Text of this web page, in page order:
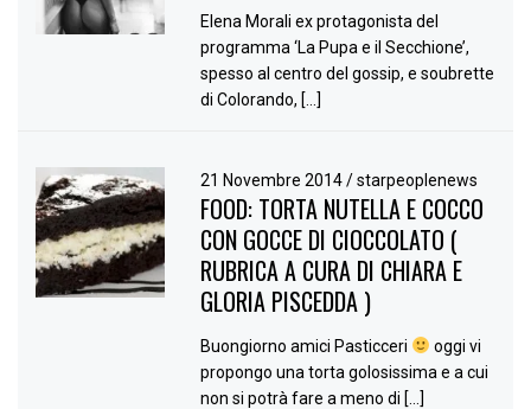
Elena Morali ex protagonista del
programma ‘La Pupa e il Secchione’,
spesso al centro del gossip, e soubrette
di Colorando, […]
21 Novembre 2014/ starpeoplenews
FOOD: TORTA NUTELLA E COCCO
CON GOCCE DI CIOCCOLATO (
RUBRICA A CURA DI CHIARA E
GLORIA PISCEDDA )
Buongiorno amici Pasticceri
oggi vi
propongo una torta golosissima e a cui
non si potrà fare a meno di […]